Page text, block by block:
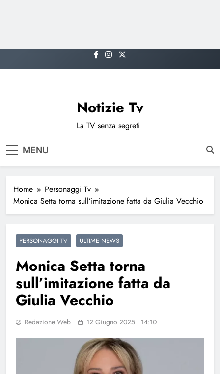
to
Notizie Tv
La TV senza segreti
MENU
Home
Personaggi Tv
Monica Setta torna sull’imitazione fatta da Giulia Vecchio
PERSONAGGI TV ULTIME NEWS
Monica Setta torna
sull’imitazione fatta da
Giulia Vecchio
Redazione Web 12 Giugno 2025 • 14:10